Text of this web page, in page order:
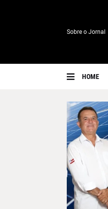
Sobre o Jornal
HOME